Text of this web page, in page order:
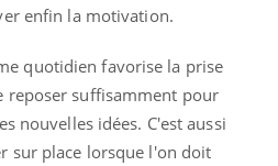
enfin la motivation.
quotidien favorise la prise
reposer suffisamment pour
nouvelles idées. C'est aussi
sur place lorsque l'on doit